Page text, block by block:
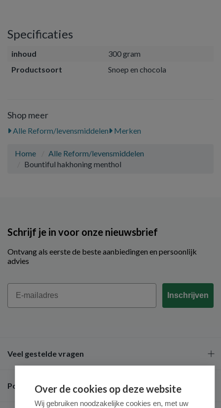
Specificaties
inhoud
300 gram
Productsoort
Snoep en chocola
Shop meer
Alle Reform/levensmiddelen Merken
Home
Alle Reform/levensmiddelen
Bountiful hakhoning menthol
Schrijf je in voor onze nieuwsbrief
Ontvang als eerste de beste aanbiedingen en persoonlijk
advies
Email
Inschrijven
Veel gestelde vragen
Populaire merken
Over de cookies op deze website
Wij gebruiken noodzakelijke cookies en, met uw